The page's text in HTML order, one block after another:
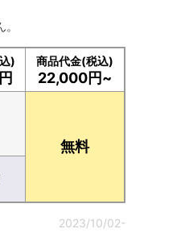
) 商品代金(税込)
22,000円~
無料
2023/10/02-